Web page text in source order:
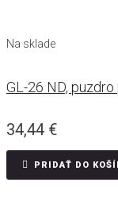
Na sklade
GL-26 ND,
34,44 €
PRIDAŤ DO